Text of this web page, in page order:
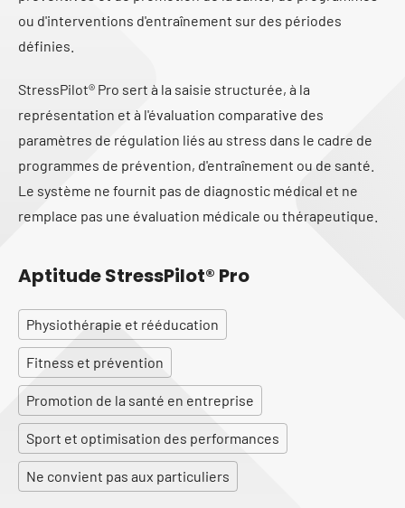
ou d'interventions d'entraînement sur des périodes
définies.
StressPilot® Pro sert à la saisie structurée, à la
représentation et à l'évaluation comparative des
paramètres de régulation liés au stress dans le cadre de
programmes de prévention, d'entraînement ou de santé.
Le système ne fournit pas de diagnostic médical et ne
remplace pas une évaluation médicale ou thérapeutique.
Aptitude StressPilot® Pro
Physiothérapie et rééducation
Fitness et prévention
Promotion de la santé en entreprise
Sport et optimisation des performances
Ne convient pas aux particuliers